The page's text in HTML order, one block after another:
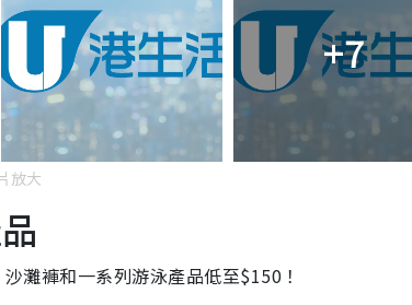
+7
放大
灘褲和一系列游泳產品低至$150！